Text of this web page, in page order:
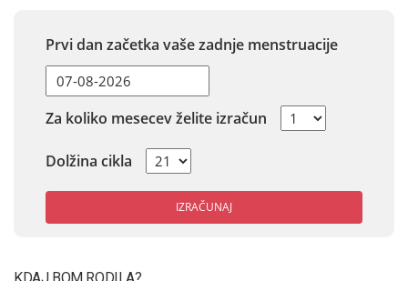
Prvi dan začetka vaše zadnje menstruacije
Za koliko mesecev želite izračun
Dolžina cikla
IZRAČUNAJ